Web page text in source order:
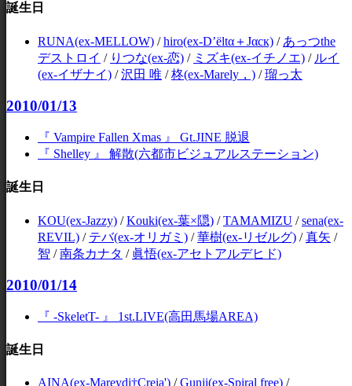
誕生日
RUNA(ex-MELLOW) /hiro(ex-D’ёltα＋Jαск) / あっつthe
デストロイ / りつな(ex-恋) / ミズキ(ex-イチノエ) / ルイ
(ex-イザナイ) /沢田 唯 /柊(ex-Marely，) /瑠っ太
2010/01/13
『 Vampire Fallen Xmas 』 Gt.JINE 脱退
『 Shelley 』 解散(六都市ビジュアルステーション)
誕生日
KOU(ex-Jazzy) /Kouki(ex-葉×隠) /TAMAMIZU /sena(ex-
REVIL) / テバ(ex-オリガミ) /華樹(ex-リゼルグ) /真矢 /
智 /南条カナタ / 眞悟(ex-アセトアルデヒド)
2010/01/14
『 -SkeletT- 』 1st.LIVE(高田馬場AREA)
誕生日
AINA(ex-Mareydi†Creia') /Gunji(ex-Spiral free) /